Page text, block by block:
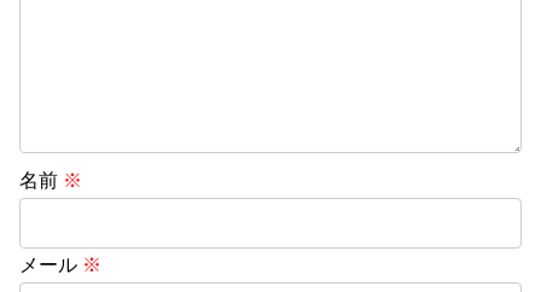
名前 ※
メール ※